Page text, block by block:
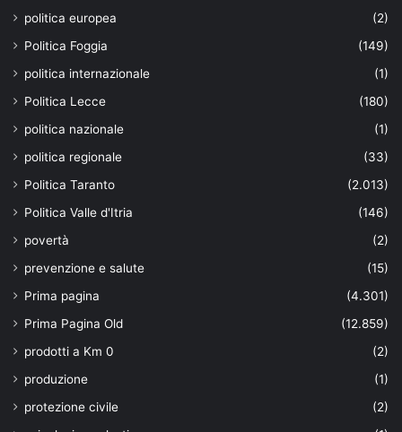
politica europea
(2)
Politica Foggia
(149)
politica internazionale
(1)
Politica Lecce
(180)
politica nazionale
(1)
politica regionale
(33)
Politica Taranto
(2.013)
Politica Valle d'Itria
(146)
povertà
(2)
prevenzione e salute
(15)
Prima pagina
(4.301)
Prima Pagina Old
(12.859)
prodotti a Km 0
(2)
produzione
(1)
protezione civile
(2)